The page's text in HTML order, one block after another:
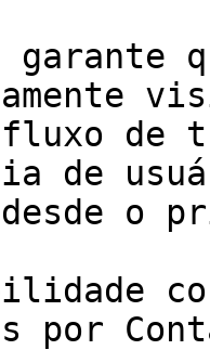
garante
de
de
o
por